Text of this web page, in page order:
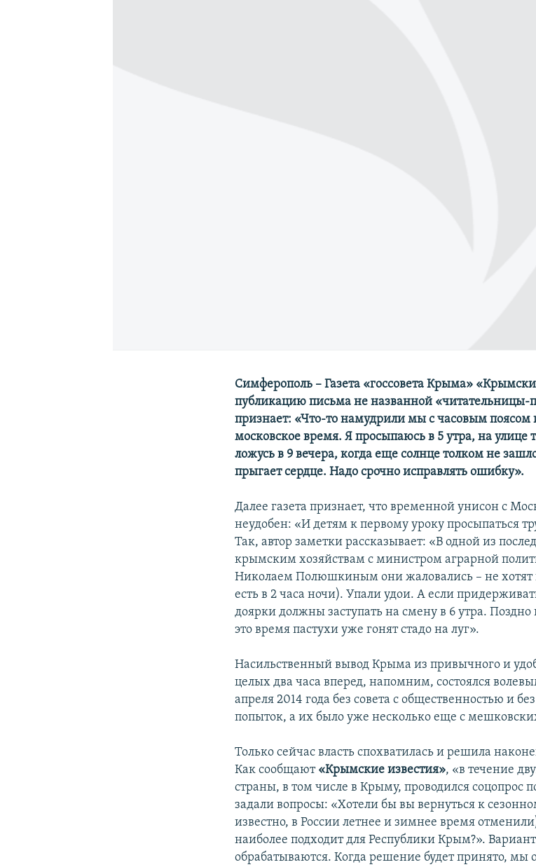
Симферополь – Газета «госсовета Крыма»
публикацию письма не названной «читательницы-
признает: «Что-то намудрили мы с часовым поясом
московское время. Я просыпаюсь в 5 утра, на улице
ложусь в 9 вечера, когда еще солнце толком не
прыгает сердце. Надо срочно исправлять ошибку».
Далее газета признает, что временной унисон с
неудобен: «И детям к первому уроку просыпаться
Так, автор заметки рассказывает: «В одной из
крымским хозяйствам с министром аграрной
Николаем Полюшкиным они жаловались – не хотят
есть в 2 часа ночи). Упали удои. А если
доярки должны заступать на смену в 6 утра.
это время пастухи уже гонят стадо на луг».
Насильственный вывод Крыма из привычного и
целых два часа вперед, напомним, состоялся
апреля 2014 года без совета с общественностью и
попыток, а их было уже несколько еще с
Только сейчас власть спохватилась и решила
Как сообщают «Крымские известия», «в течение
страны, в том числе в Крыму, проводился соцопрос
задали вопросы: «Хотели бы вы вернуться к
известно, в России летнее и зимнее время
наиболее подходит для Республики Крым?».
обрабатываются. Когда решение будет принято, мы